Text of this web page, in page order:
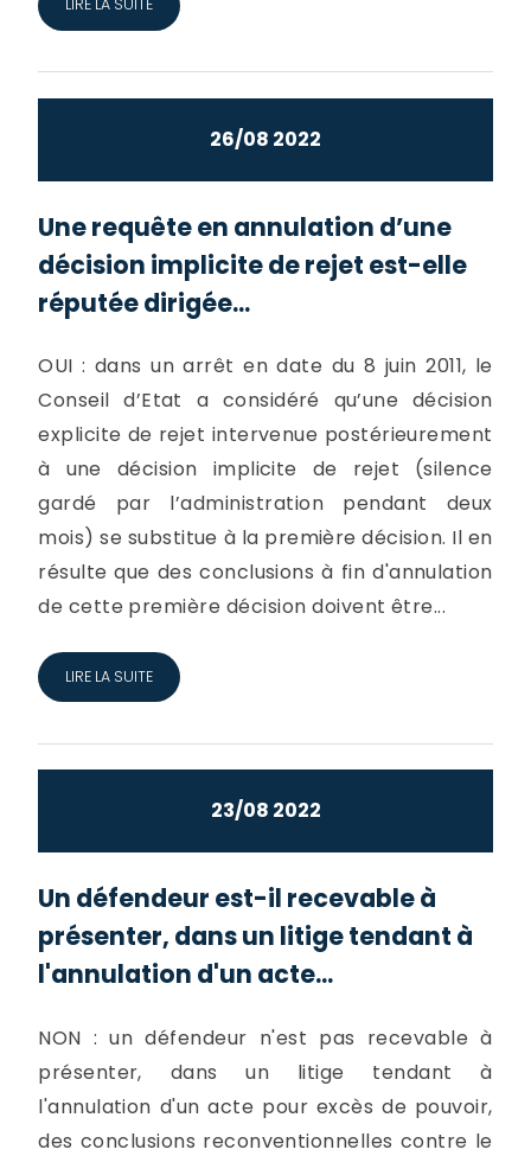
LIRE LA SUITE
26/08 2022
Une requête en annulation d’une
décision implicite de rejet est-elle
réputée dirigée...
OUI : dans un arrêt en date du 8 juin 2011, le
Conseil d’Etat a considéré qu’une décision
explicite de rejet intervenue postérieurement
à une décision implicite de rejet (silence
gardé par l’administration pendant deux
mois) se substitue à la première décision. Il en
résulte que des conclusions à fin d'annulation
de cette première décision doivent être...
LIRE LA SUITE
23/08 2022
Un défendeur est-il recevable à
présenter, dans un litige tendant à
l'annulation d'un acte...
NON : un défendeur n'est pas recevable à
présenter, dans un litige tendant à
l'annulation d'un acte pour excès de pouvoir,
des conclusions reconventionnelles contre le